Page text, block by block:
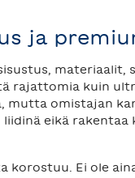
ja
materiaalit,
rajattomia kuin
mutta omistajan
eikä
korostuu. Ei ole